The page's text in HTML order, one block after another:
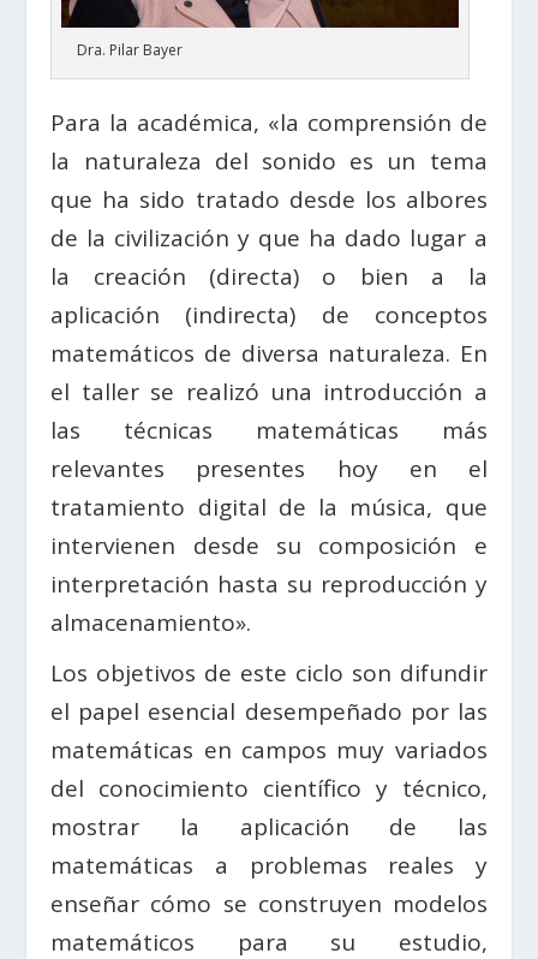
Dra. Pilar Bayer
Para la académica, «la comprensión de
la naturaleza del sonido es un tema
que ha sido tratado desde los albores
de la civilización y que ha dado lugar a
la creación (directa) o bien a la
aplicación (indirecta) de conceptos
matemáticos de diversa naturaleza. En
el taller se realizó una introducción a
las técnicas matemáticas más
relevantes presentes hoy en el
tratamiento digital de la música, que
intervienen desde su composición e
interpretación hasta su reproducción y
almacenamiento».
Los objetivos de este ciclo son difundir
el papel esencial desempeñado por las
matemáticas en campos muy variados
del conocimiento científico y técnico,
mostrar la aplicación de las
matemáticas a problemas reales y
enseñar cómo se construyen modelos
matemáticos para su estudio,